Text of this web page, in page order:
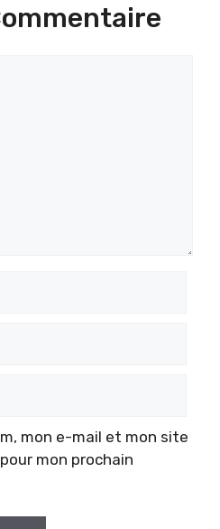
mon e-mail et mon site
mon prochain